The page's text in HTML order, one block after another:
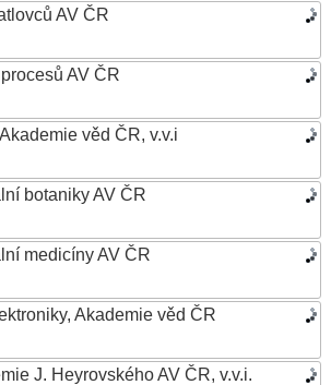
AV ČR
AV ČR
věd ČR, v.v.i
botaniky AV ČR
medicíny AV ČR
Akademie věd ČR
J. Heyrovského AV ČR, v.v.i.